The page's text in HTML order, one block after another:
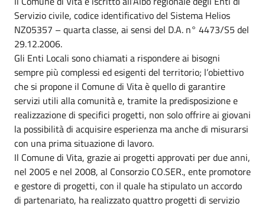
Servizio civile, codice identificativo del Sistema Helios
NZ05357 – quarta classe, ai sensi del D.A. n° 4473/S5 del
29.12.2006.
Gli Enti Locali sono chiamati a rispondere ai bisogni
sempre più complessi ed esigenti del territorio; l’obiettivo
che si propone il Comune di Vita è quello di garantire
servizi utili alla comunità e, tramite la predisposizione e
realizzazione di specifici progetti, non solo offrire ai giovani
la possibilità di acquisire esperienza ma anche di misurarsi
con una prima situazione di lavoro.
Il Comune di Vita, grazie ai progetti approvati per due anni,
nel 2005 e nel 2008, al Consorzio CO.SER., ente promotore
e gestore di progetti, con il quale ha stipulato un accordo
di partenariato, ha realizzato quattro progetti di servizio